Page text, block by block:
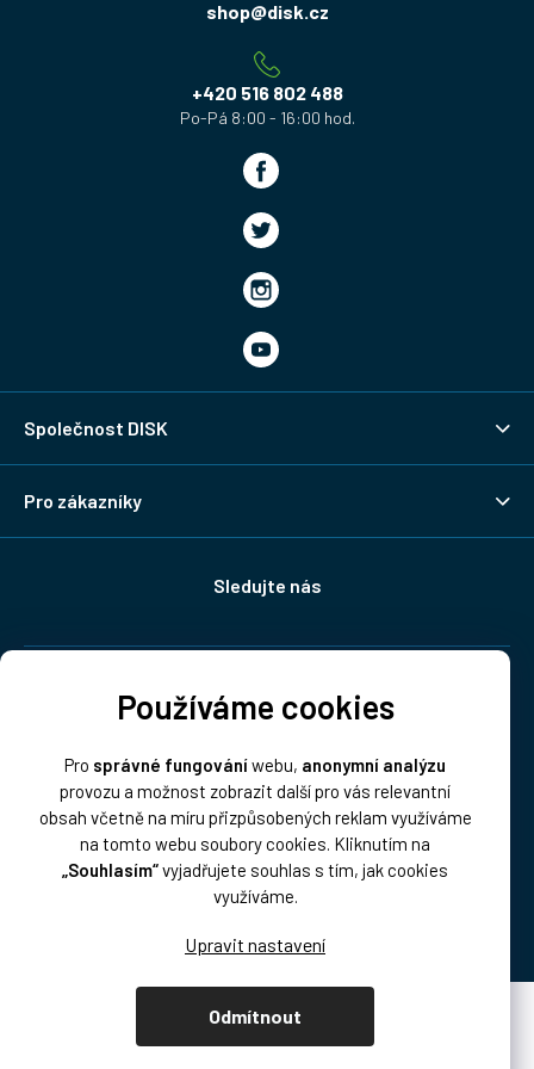
Používáme cookies
Pro správné fungováníwebu, anonymní analýzu
provozu a možnost zobrazit další pro vás relevantní
obsah včetně na míru přizpůsobených reklam využíváme
na tomto webu soubory cookies. Kliknutím na
„Souhlasím“vyjadřujete souhlas s tím, jak cookies
využíváme.
Odmítnout
shop@disk.cz
+420 516 802 488
Společnost DISK
Pro zákazníky
Sledujte nás
Platba:
Vytvořil Shoptet Premium